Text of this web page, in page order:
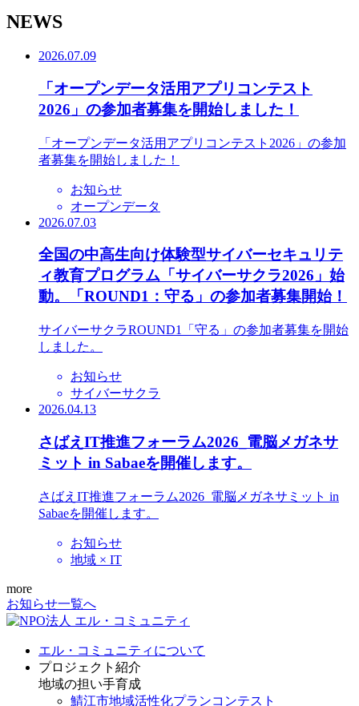
NEWS
2026.07.09
「オープンデータ活用アプリコンテスト
2026」の参加者募集を開始しました！
「オープンデータ活用アプリコンテスト2026」の参加
者募集を開始しました！
お知らせ
オープンデータ
2026.07.03
全国の中高生向け体験型サイバーセキュリテ
ィ教育プログラム「サイバーサクラ2026」始
動。「ROUND1：守る」の参加者募集開始！
サイバーサクラROUND1「守る」の参加者募集を開始
しました。
お知らせ
サイバーサクラ
2026.04.13
さばえIT推進フォーラム2026_電脳メガネサ
ミット in Sabaeを開催します。
さばえIT推進フォーラム2026_電脳メガネサミット in
Sabaeを開催します。
お知らせ
地域 × IT
more
お知らせ一覧へ
エル・コミュニティについて
プロジェクト紹介
地域の担い手育成
鯖江市地域活性化プランコンテスト